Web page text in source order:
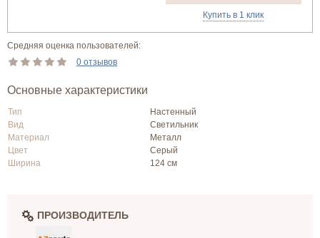
Купить в 1 клик
Средняя оценка пользователей:
0 отзывов
Основные характеристики
Тип
Настенный
Вид
Светильник
Материал
Металл
Цвет
Серый
Ширина
124 см
ПРОИЗВОДИТЕЛЬ